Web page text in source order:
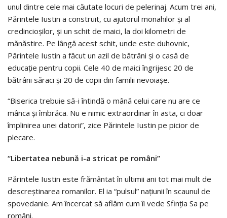
unul dintre cele mai căutate locuri de pelerinaj. Acum trei ani,
Părintele Iustin a construit, cu ajutorul monahilor şi al
credincioşilor, şi un schit de maici, la doi kilometri de
mănăstire. Pe lângă acest schit, unde este duhovnic,
Părintele Iustin a făcut un azil de bătrâni şi o casă de
educaţie pentru copii. Cele 40 de maici îngrijesc 20 de
bătrâni săraci şi 20 de copii din familii nevoiaşe.
“Biserica trebuie să-i întindă o mână celui care nu are ce
mânca şi îmbrăca. Nu e nimic extraordinar în asta, ci doar
împlinirea unei datorii”, zice Părintele Iustin pe picior de
plecare.
“Libertatea nebună i-a stricat pe români”
Părintele Iustin este frământat în ultimii ani tot mai mult de
descreştinarea romanilor. El ia “pulsul” naţiunii în scaunul de
spovedanie. Am încercat să aflăm cum îi vede Sfinţia Sa pe
români.